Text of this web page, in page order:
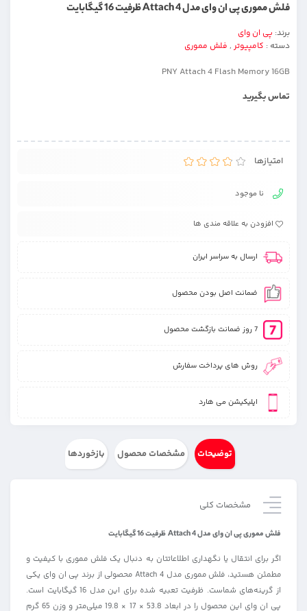
فلش مموری پی ان وای مدل Attach 4 ظرفیت 16 گیگابایت
برند: پی ان وای
دسته : کامپیوتر , فلش مموری
PNY Attach 4 Flash Memory 16GB
تماس بگیرید
امتیازها
نا موجود
افزودن به علاقه مندی ها
ارسال به سراسر ایران
ضمانت اصل بودن محصول
7 روز ضمانت بازگشت محصول
روش های پرداخت سفارش
اپلیکیشن می هارد
توضیحات مشخصات محصول بازخوردها
مشخصات کلی
فلش مموری پی ان وای مدل Attach 4 ظرفیت 16 گیگابایت
اگر برای انتقال یا نگهداری اطلاعاتتان به دنبال یک فلش مموری با کیفیت و
مطمئن هستید، فلش مموری مدل Attach 4 محصولی از برند پی ان وای یکی
از گرینه‌های شماست. ظرفیت تعبیه شده برای این مدل 16 گیگابایت است.
پی ان وای این محصول را در ابعاد 53.8 × 17 × 19.8 میلی‌متر و وزن 65 گرم